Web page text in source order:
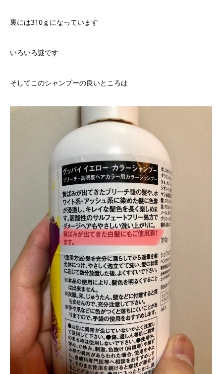
裏には310ｇになっています
いろいろ謎です
そしてこのシャンプーの良いところは